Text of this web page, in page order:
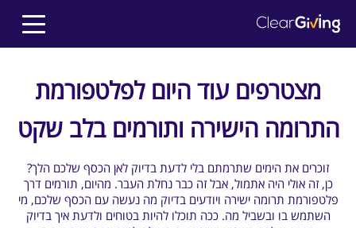
מצטרפים עוד היום לפלטפורמת
התרומה הישירה ותורמים בלב שקט
?זוכרים את הימים שתרמתם בלי לדעת בדיוק לאן הכסף שלכם הלך
כן, זה אולי היה אתמול, אבל זה כבר נחלת העבר. מהיום, תורמים דרך
פלטפורמת תרומה ישירה ויודעים בדיוק מה נעשה עם הכסף שלכם, מי
השתמש בו ובשביל מה. ככה תוכלו להיות בטוחים ולדעת איך בדיוק